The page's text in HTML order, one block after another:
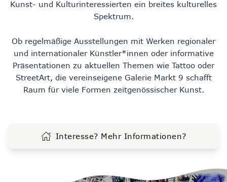
Kunst- und Kulturinteressierten ein breites kulturelles
Spektrum.
Ob regelmäßige Ausstellungen mit Werken regionaler
und internationaler Künstler*innen oder informative
Präsentationen zu aktuellen Themen wie Tattoo oder
StreetArt, die vereinseigene Galerie Markt 9 schafft
Raum für viele Formen zeitgenössischer Kunst.
Interesse? Mehr Informationen?